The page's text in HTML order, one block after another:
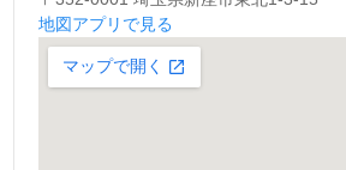
地図アプリで見る